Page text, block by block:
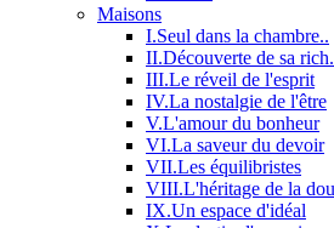
Maisons
I.Seul dans la chambre..
II.Découverte de sa
III.Le réveil de l'esprit
IV.La nostalgie de l'être
V.L'amour du bonheur
VI.La saveur du devoir
VII.Les équilibristes
VIII.L'héritage de la
IX.Un espace d'idéal